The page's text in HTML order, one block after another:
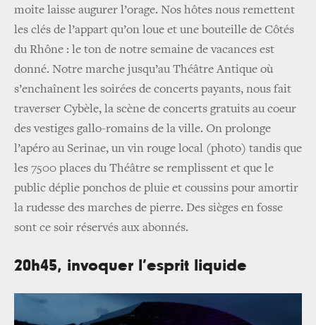
moite laisse augurer l’orage. Nos hôtes nous remettent
les clés de l’appart qu’on loue et une bouteille de Côtés
du Rhône : le ton de notre semaine de vacances est
donné. Notre marche jusqu’au Théâtre Antique où
s’enchaînent les soirées de concerts payants, nous fait
traverser Cybèle, la scène de concerts gratuits au coeur
des vestiges gallo-romains de la ville. On prolonge
l’apéro au Serinae, un vin rouge local (photo) tandis que
les 7500 places du Théâtre se remplissent et que le
public déplie ponchos de pluie et coussins pour amortir
la rudesse des marches de pierre. Des sièges en fosse
sont ce soir réservés aux abonnés.
20h45, invoquer l’esprit liquide